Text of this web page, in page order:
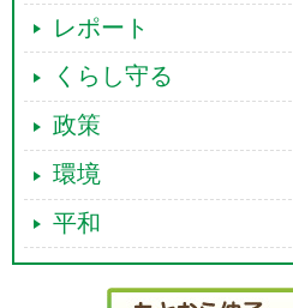
レポート
くらし守る
政策
環境
平和